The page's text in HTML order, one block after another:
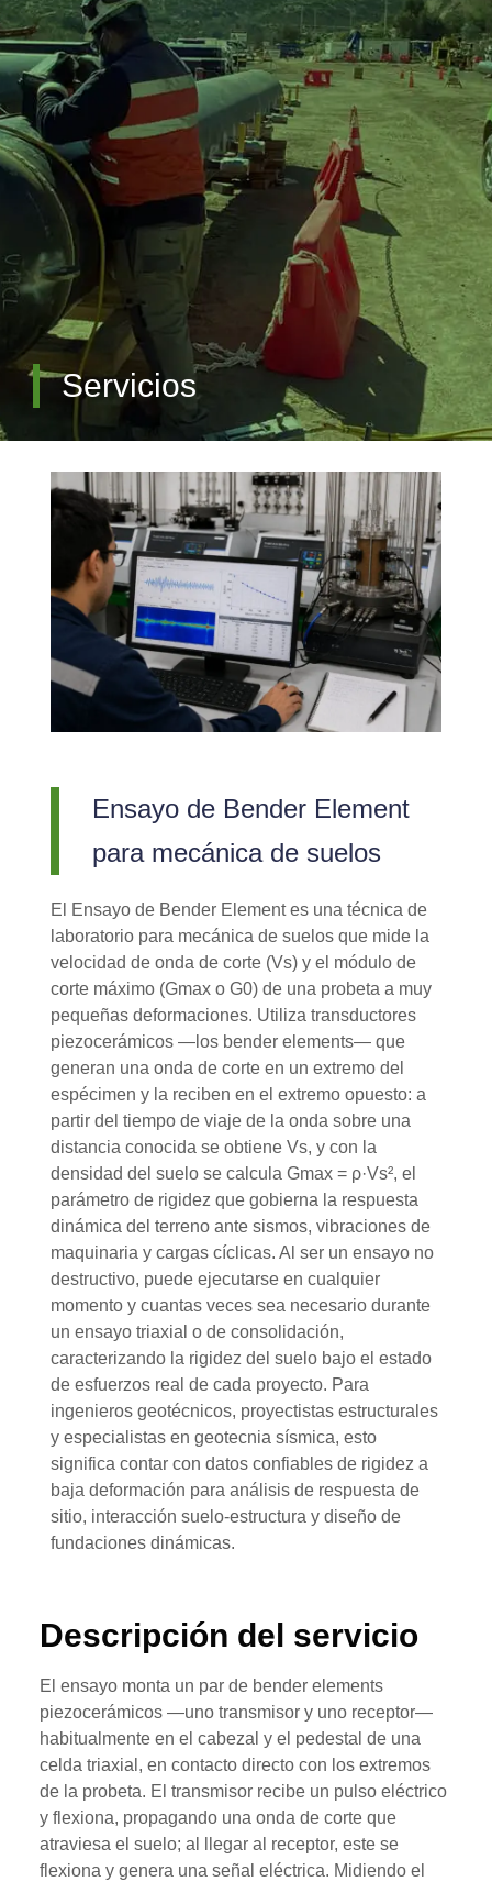
Servicios
Ensayo de Bender Element
para mecánica de suelos
El Ensayo de Bender Element es una técnica de
laboratorio para mecánica de suelos que mide la
velocidad de onda de corte (Vs) y el módulo de
corte máximo (Gmax o G0) de una probeta a muy
pequeñas deformaciones. Utiliza transductores
piezocerámicos —los bender elements— que
generan una onda de corte en un extremo del
espécimen y la reciben en el extremo opuesto: a
partir del tiempo de viaje de la onda sobre una
distancia conocida se obtiene Vs, y con la
densidad del suelo se calcula Gmax = ρ·Vs², el
parámetro de rigidez que gobierna la respuesta
dinámica del terreno ante sismos, vibraciones de
maquinaria y cargas cíclicas. Al ser un ensayo no
destructivo, puede ejecutarse en cualquier
momento y cuantas veces sea necesario durante
un ensayo triaxial o de consolidación,
caracterizando la rigidez del suelo bajo el estado
de esfuerzos real de cada proyecto. Para
ingenieros geotécnicos, proyectistas estructurales
y especialistas en geotecnia sísmica, esto
significa contar con datos confiables de rigidez a
baja deformación para análisis de respuesta de
sitio, interacción suelo-estructura y diseño de
fundaciones dinámicas.
Descripción del servicio
El ensayo monta un par de bender elements
piezocerámicos —uno transmisor y uno receptor—
habitualmente en el cabezal y el pedestal de una
celda triaxial, en contacto directo con los extremos
de la probeta. El transmisor recibe un pulso eléctrico
y flexiona, propagando una onda de corte que
atraviesa el suelo; al llegar al receptor, este se
flexiona y genera una señal eléctrica. Midiendo el